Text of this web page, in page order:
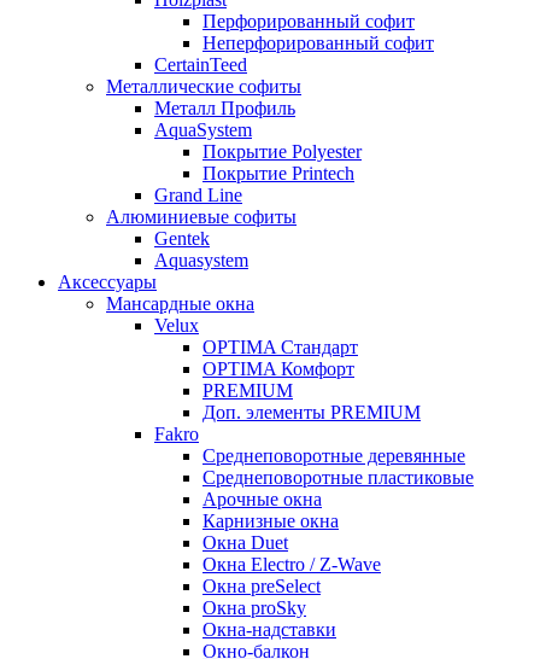
Перфорированный софит
Неперфорированный софит
CertainTeed
Металлические софиты
Металл Профиль
AquaSystem
Покрытие Polyester
Покрытие Printech
Grand Line
Алюминиевые софиты
Gentek
Aquasystem
Аксессуары
Мансардные окна
Velux
OPTIMA Стандарт
OPTIMA Комфорт
PREMIUM
Доп. элементы PREMIUM
Fakro
Cреднеповоротные деревянные
Cреднеповоротные пластиковые
Арочные окна
Карнизные окна
Окна Duet
Окна Electro / Z-Wave
Окна preSelect
Окна proSky
Окна-надставки
Окно-балкон